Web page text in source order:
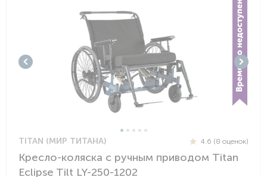
TITAN (МИР ТИТАНА) 4.6 (8 оценок)
Кресло-коляска с ручным приводом Titan
Eclipse Tilt LY-250-1202